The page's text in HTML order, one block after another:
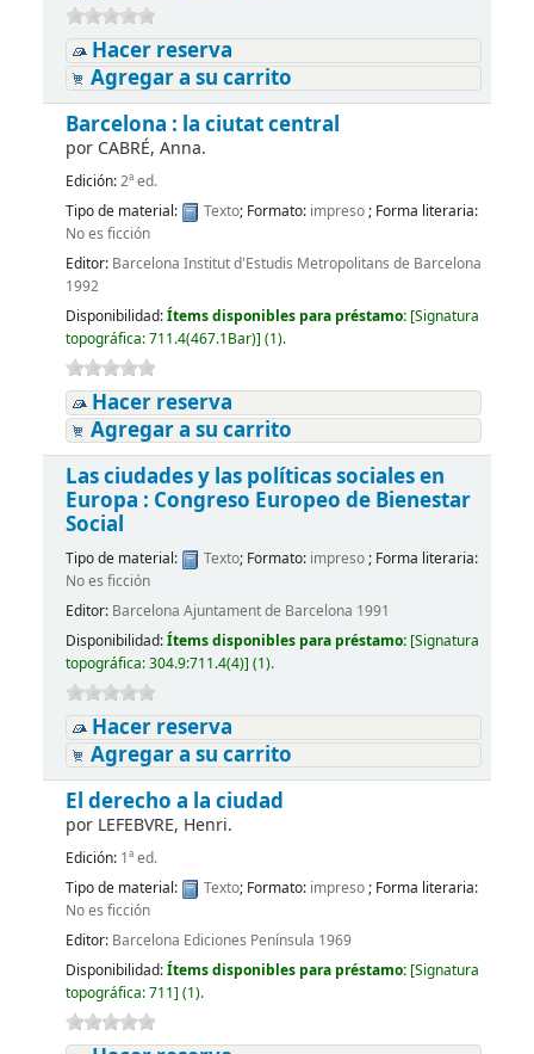
Hacer reserva
Agregar a su carrito
Barcelona : la ciutat central
por CABRÉ, Anna.
Edición:2ª ed.
Tipo de material:
Texto; Formato: impreso; Forma literaria:
No es ficción
Editor: Barcelona Institut d'Estudis Metropolitans de Barcelona
1992
Disponibilidad:Ítems disponibles para préstamo: [Signatura
topográfica:711.4(467.1Bar)] (1).
Hacer reserva
Agregar a su carrito
Las ciudades y las políticas sociales en
Europa : Congreso Europeo de Bienestar
Social
Tipo de material: Texto; Formato: impreso; Forma literaria:
No es ficción
Editor: Barcelona Ajuntament de Barcelona 1991
Disponibilidad:Ítems disponibles para préstamo: [Signatura
topográfica:304.9:711.4(4)] (1).
Hacer reserva
Agregar a su carrito
El derecho a la ciudad
por LEFEBVRE, Henri.
Edición: 1ª ed.
Tipo de material:
Texto; Formato: impreso; Forma literaria:
No es ficción
Editor: Barcelona Ediciones Península 1969
Disponibilidad:Ítems disponibles para préstamo: [Signatura
topográfica:711] (1).